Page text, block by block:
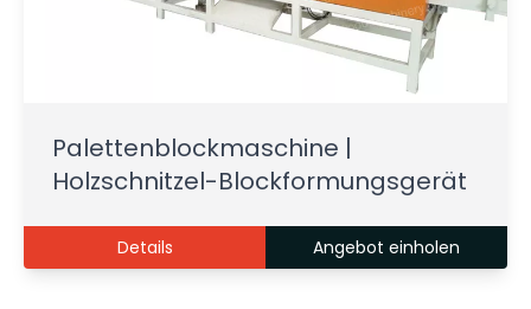
Palettenblockmaschine |
Holzschnitzel-Blockformungsgerät
Details Angebot einholen